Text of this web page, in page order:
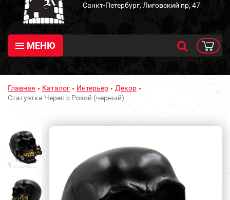
Санкт-Петербург, Лиговский пр, 47
МЕНЮ
Главная Каталог Интерьер
Декор
Статуэтка Череп с Розой (черный)